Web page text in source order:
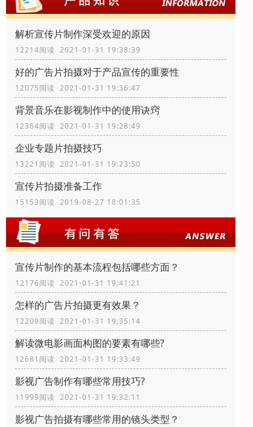
解析宣传片制作深受欢迎的原因
12214阅读 2021-01-31 19:38:39
好的广告片拍摄对于产品宣传的重要性
12075阅读 2021-01-31 19:36:47
背景音乐在影视制作中的使用诀窍
12364阅读 2021-01-31 19:28:49
企业专题片拍摄技巧
13221阅读 2021-01-31 19:23:50
宣传片拍摄准备工作
15153阅读 2019-08-27 18:01:35
宣传片制作的基本流程包括哪些方面？
12176阅读 2021-01-31 19:41:21
怎样的广告片拍摄更有效果？
12209阅读 2021-01-31 19:35:14
解读微电影画面构图的要素有哪些?
12681阅读 2021-01-31 19:33:49
影视广告制作有哪些常用技巧?
11999阅读 2021-01-31 19:32:11
影视广告拍摄有哪些常用的镜头类型？